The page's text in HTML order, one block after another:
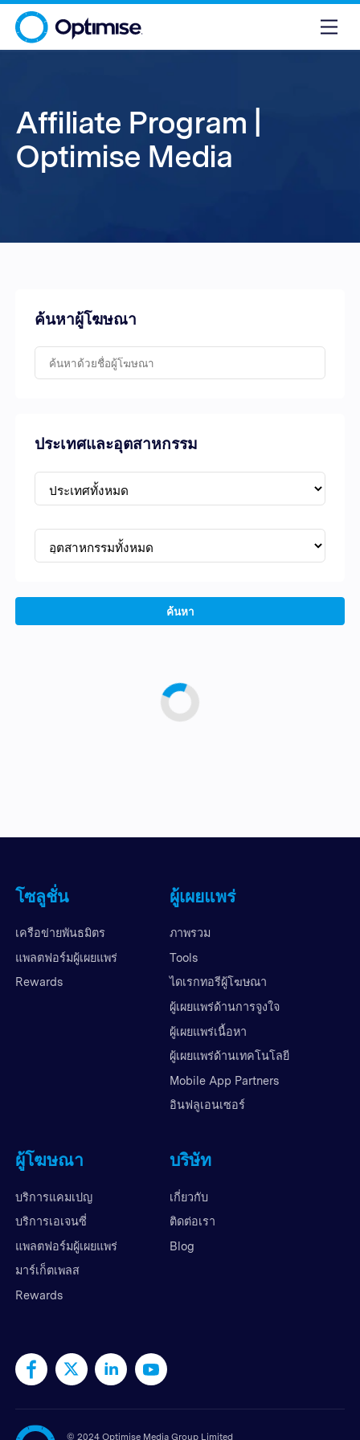
Affiliate Program |
Optimise Media
ค้นหาผู้โฆษณา
ประเทศและอุตสาหกรรม
ค้นหา
โซลูชั่น
เครือข่ายพันธมิตร
แพลตฟอร์มผู้เผยแพร่
Rewards
ผู้เผยแพร่
ภาพรวม
Tools
ไดเรกทอรีผู้โฆษณา
ผู้เผยแพร่ด้านการจูงใจ
ผู้เผยแพร่เนื้อหา
ผู้เผยแพร่ด้านเทคโนโลยี
Mobile App Partners
อินฟลูเอนเซอร์
ผู้โฆษณา
บริการแคมเปญ
บริการเอเจนซี่
แพลตฟอร์มผู้เผยแพร่
มาร์เก็ตเพลส
Rewards
บริษัท
เกี่ยวกับ
ติดต่อเรา
Blog
© 2024 Optimise Media Group Limited